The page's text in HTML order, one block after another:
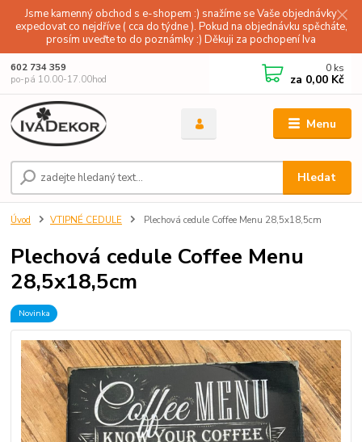
Jsme kamenný obchod s e-shopem :) snažíme se Vaše objednávky
expedovat co nejdříve ( cca do týdne ). Pokud na objednávku spěcháte,
prosím uveďte to do poznámky :) Děkuji za pochopení Iva
Menu
Hledat
602 734 359
po-pá 10.00-17.00hod
0 ks
za 0,00 Kč
Úvod VTIPNÉ CEDULE Plechová cedule Coffee Menu 28,5x18,5cm
Plechová cedule Coffee Menu
28,5x18,5cm
Novinka